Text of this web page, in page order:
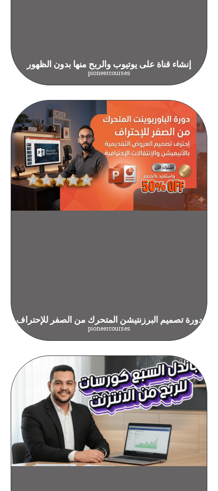
إنشاء قناة على يوتيوب والربح منها بدون الظهور
pioneercourses
دورة تصميم البرزنتيشن المتحرك من الصفر للإحتراف
pioneercourses